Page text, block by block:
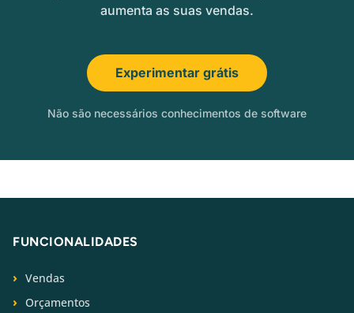
aumenta as suas vendas.
Experimentar grátis
Não são necessários conhecimentos de software
FUNCIONALIDADES
Vendas
Orçamentos